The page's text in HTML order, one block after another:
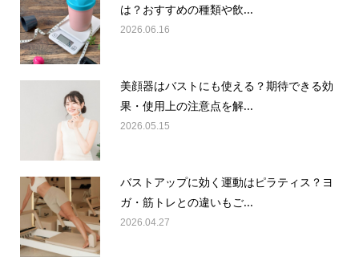
は？おすすめの種類や飲...
2026.06.16
美顔器はバストにも使える？期待できる効
果・使用上の注意点を解...
2026.05.15
バストアップに効く運動はピラティス？ヨ
ガ・筋トレとの違いもご...
2026.04.27